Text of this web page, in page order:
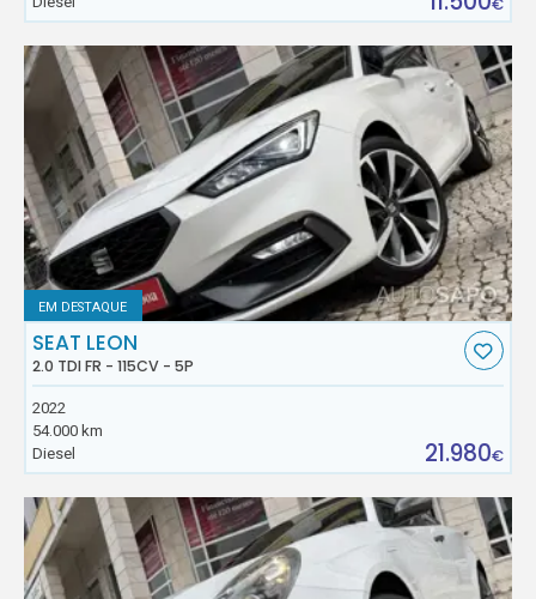
€
EM DESTAQUE
SEAT LEON
2.0 TDI FR - 115CV - 5P
2022
54.000 km
Diesel
21.980€